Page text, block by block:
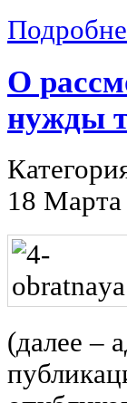
О
нужды
18 Марта
(далее –